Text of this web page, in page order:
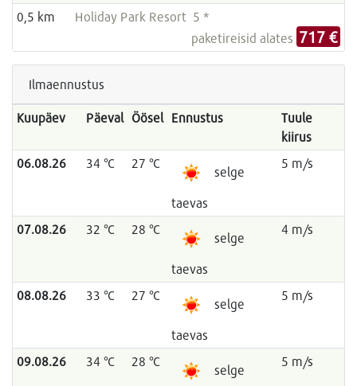
0,5 km
Holiday Park Resort 5 *
paketireisid alates 717 €
Ilmaennustus
Kuupäev Päeval Öösel Ennustus
Tuule
kiirus
06.08.26
34 °C 27 °C
selge
taevas
5 m/s
07.08.26 32 °C 28 °C
selge
taevas
4 m/s
08.08.26 33 °C 27 °C
selge
taevas
5 m/s
09.08.26 34 °C 28 °C
selge
5 m/s